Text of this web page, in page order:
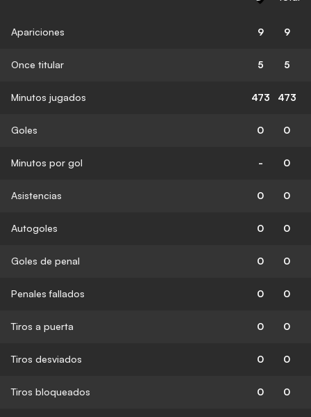
Apariciones 9 9
Once titular 5 5
Minutos jugados 473 473
Goles 0 0
Minutos por gol - 0
Asistencias 0 0
Autogoles 0 0
Goles de penal 0 0
Penales fallados 0 0
Tiros a puerta 0 0
Tiros desviados 0 0
Tiros bloqueados 0 0